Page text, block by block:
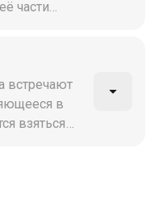
части
встречают
в
взяться